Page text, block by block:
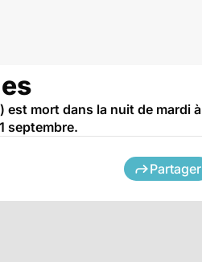
est mort dans la nuit de mardi à
septembre.
Partager